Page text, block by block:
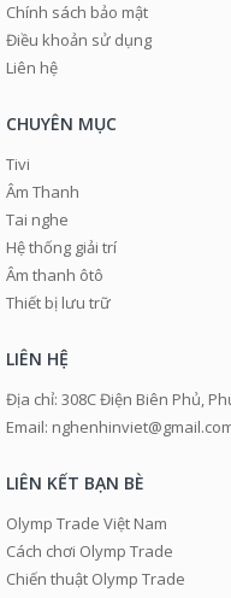
Chính sách bảo mật
Điều khoản sử dụng
Liên hệ
CHUYÊN MỤC
Tivi
Âm Thanh
Tai nghe
Hệ thống giải trí
Âm thanh ôtô
Thiết bị lưu trữ
LIÊN HỆ
Địa chỉ: 308C Điện Biên Phủ,
Email:
LIÊN KẾT BẠN BÈ
Olymp Trade Việt Nam
Cách chơi Olymp Trade
Chiến thuật Olymp Trade